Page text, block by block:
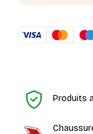
Produits